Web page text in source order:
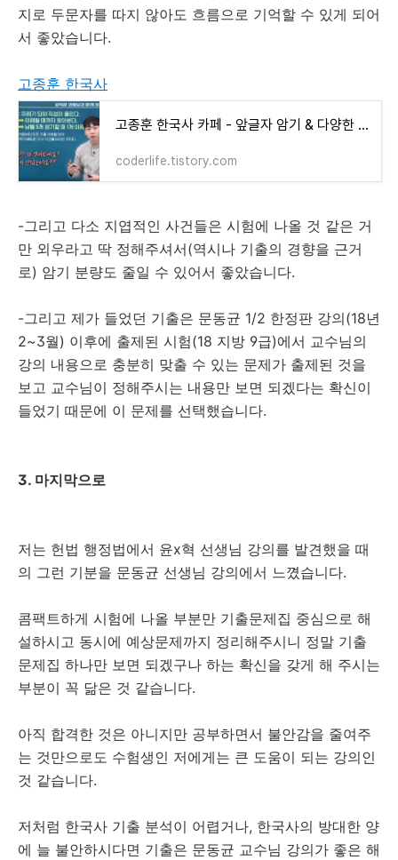
지로 두문자를 따지 않아도 흐름으로 기억할 수 있게 되어
서 좋았습니다.
고종훈 한국사
고종훈 한국사 카페 - 앞글자 암기 & 다양한 강사 장점 취하기
coderlife.tistory.com
-그리고 다소 지엽적인 사건들은 시험에 나올 것 같은 거
만 외우라고 딱 정해주셔서(역시나 기출의 경향을 근거
로) 암기 분량도 줄일 수 있어서 좋았습니다.
-그리고 제가 들었던 기출은 문동균 1/2 한정판 강의(18년
2~3월) 이후에 출제된 시험(18 지방 9급)에서 교수님의
강의 내용으로 충분히 맞출 수 있는 문제가 출제된 것을
보고 교수님이 정해주시는 내용만 보면 되겠다는 확신이
들었기 때문에 이 문제를 선택했습니다.
3. 마지막으로
저는 헌법 행정법에서 윤x혁 선생님 강의를 발견했을 때
의 그런 기분을 문동균 선생님 강의에서 느꼈습니다.
콤팩트하게 시험에 나올 부분만 기출문제집 중심으로 해
설하시고 동시에 예상문제까지 정리해주시니 정말 기출
문제집 하나만 보면 되겠구나 하는 확신을 갖게 해 주시는
부분이 꼭 닮은 것 같습니다.
아직 합격한 것은 아니지만 공부하면서 불안감을 줄여주
는 것만으로도 수험생인 저에게는 큰 도움이 되는 강의인
것 같습니다.
저처럼 한국사 기출 분석이 어렵거나, 한국사의 방대한 양
에 늘 불안하시다면 기출은 문동균 교수님 강의가 좋은 해